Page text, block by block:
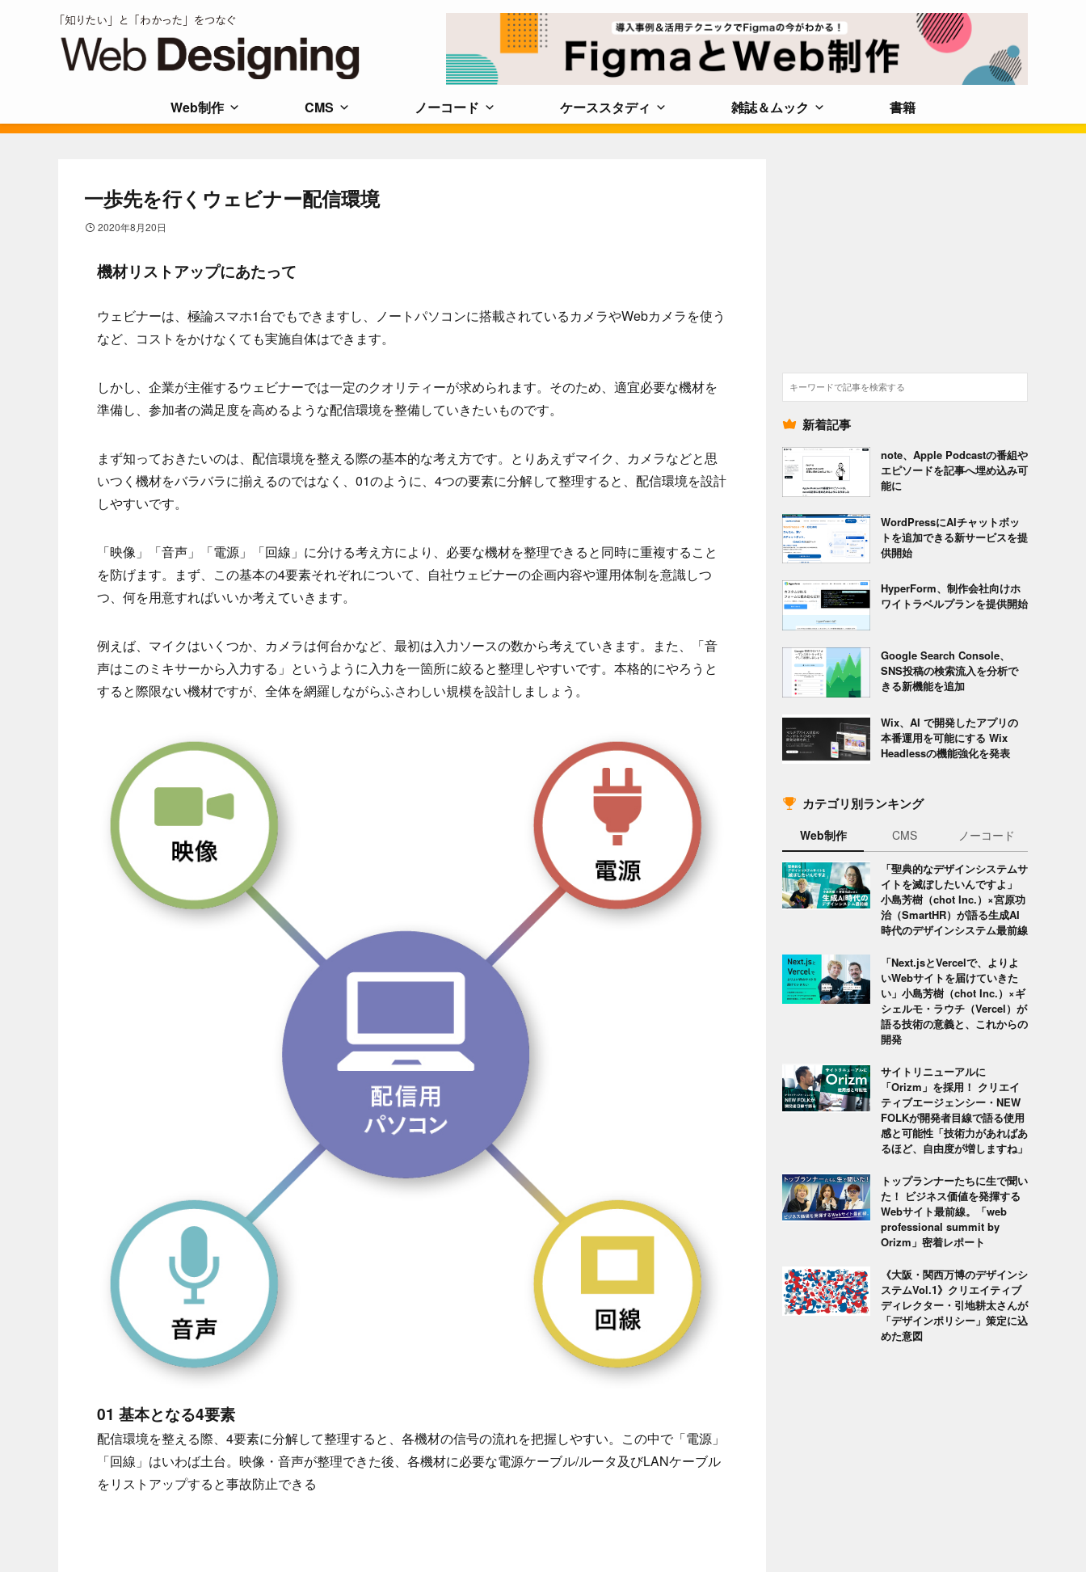
Web制作 CMS ノーコード ケーススタディ 雑誌＆ムック 書籍
一歩先を行くウェビナー配信環境
2020年8月20日
機材リストアップにあたって
ウェビナーは、極論スマホ1台でもできますし、ノートパソコンに搭載されているカメラやWebカメラを使う
など、コストをかけなくても実施自体はできます。
しかし、企業が主催するウェビナーでは一定のクオリティーが求められます。そのため、適宜必要な機材を
準備し、参加者の満足度を高めるような配信環境を整備していきたいものです。
まず知っておきたいのは、配信環境を整える際の基本的な考え方です。とりあえずマイク、カメラなどと思
いつく機材をバラバラに揃えるのではなく、01のように、4つの要素に分解して整理すると、配信環境を設計
しやすいです。
「映像」「音声」「電源」「回線」に分ける考え方により、必要な機材を整理できると同時に重複すること
を防げます。まず、この基本の4要素それぞれについて、自社ウェビナーの企画内容や運用体制を意識しつ
つ、何を用意すればいいか考えていきます。
例えば、マイクはいくつか、カメラは何台かなど、最初は入力ソースの数から考えていきます。また、「音
声はこのミキサーから入力する」というように入力を一箇所に絞ると整理しやすいです。本格的にやろうと
すると際限ない機材ですが、全体を網羅しながらふさわしい規模を設計しましょう。
01 基本となる4要素
配信環境を整える際、4要素に分解して整理すると、各機材の信号の流れを把握しやすい。この中で「電源」
「回線」はいわば土台。映像・音声が整理できた後、各機材に必要な電源ケーブル/ルータ及びLANケーブル
をリストアップすると事故防止できる
検
索
新着記事
note、Apple Podcastの番組や
エピソードを記事へ埋め込み可
能に
WordPressにAIチャットボッ
トを追加できる新サービスを提
供開始
HyperForm、制作会社向けホ
ワイトラベルプランを提供開始
Google Search Console、
SNS投稿の検索流入を分析で
きる新機能を追加
Wix、AI で開発したアプリの
本番運用を可能にする Wix
Headlessの機能強化を発表
カテゴリ別ランキング
Web制作 CMS ノーコード
「聖典的なデザインシステムサ
イトを滅ぼしたいんですよ」
小島芳樹（chot Inc.）×宮原功
治（SmartHR）が語る生成AI
時代のデザインシステム最前線
「Next.jsとVercelで、よりよ
いWebサイトを届けていきた
い」小島芳樹（chot Inc.）×ギ
シェルモ・ラウチ（Vercel）が
語る技術の意義と、これからの
開発
サイトリニューアルに
「Orizm」を採用！ クリエイ
ティブエージェンシー・NEW
FOLKが開発者目線で語る使用
感と可能性「技術力があればあ
るほど、自由度が増しますね」
トップランナーたちに生で聞い
た！ ビジネス価値を発揮する
Webサイト最前線。「web
professional summit by
Orizm」密着レポート
《大阪・関西万博のデザインシ
ステムVol.1》クリエイティブ
ディレクター・引地耕太さんが
「デザインポリシー」策定に込
めた意図